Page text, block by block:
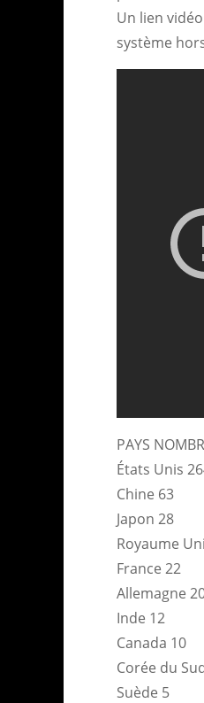
Un lien
système
PAYS
États Unis
Chine 63
Japon 28
Royaume
France 22
Allemagne
Inde 12
Canada 10
Corée du
Suède 5